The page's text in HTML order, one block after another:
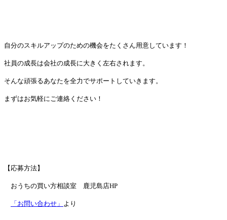
自分のスキルアップのための機会をたくさん用意しています！
社員の成長は会社の成長に大きく左右されます。
そんな頑張るあなたを全力でサポートしていきます。
まずはお気軽にご連絡ください！
【応募方法】
おうちの買い方相談室 鹿児島店HP
「お問い合わせ」 より